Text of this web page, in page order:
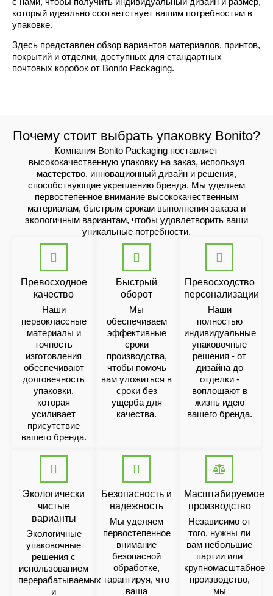
который идеально соответствует вашим потребностям в
упаковке.
Здесь представлен обзор вариантов материалов, принтов,
покрытий и отделки, доступных для стандартных
почтовых коробок от Bonito Packaging.
Почему стоит выбрать упаковку Bonito?
Компания Bonito Packaging поставляет
высококачественную упаковку на заказ, используя
мастерство, инновационный дизайн и решения,
способствующие укреплению бренда. Мы уделяем
первостепенное внимание высококачественным
материалам, быстрым срокам выполнения заказа и
экологичным вариантам, чтобы удовлетворить ваши
уникальные потребности.
Превосходное
качество
Наши
первоклассные
материалы и
точность
изготовления
обеспечивают
долговечность
упаковки,
которая
усиливает
присутствие
вашего бренда.
Быстрый
оборот
Мы
обеспечиваем
эффективные
сроки
производства,
чтобы помочь
вам уложиться в
сроки без
ущерба для
качества.
Превосходство
персонализации
Наши
полностью
индивидуальные
упаковочные
решения - от
дизайна до
отделки -
воплощают в
жизнь идею
вашего бренда.
Экологически
чистые
варианты
Экологичные
упаковочные
решения с
использованием
перерабатываемых
и
Безопасность и
надежность
Мы уделяем
первостепенное
внимание
безопасной
обработке,
гарантируя, что
ваша
Масштабируемое
производство
Независимо от
того, нужны ли
вам небольшие
партии или
крупномасштабное
производство,
мы